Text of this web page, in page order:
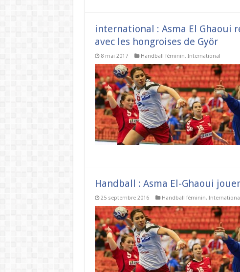
international : Asma El Ghaoui
avec les hongroises de Györ
8 mai 2017 Handball féminin, International
Handball : Asma El-Ghaoui
25 septembre 2016 Handball féminin,